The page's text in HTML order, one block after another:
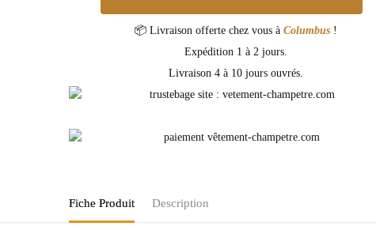
📦 Livraison offerte chez vous à Columbus !
Expédition 1 à 2 jours.
Livraison 4 à 10 jours ouvrés.
Fiche Produit Description